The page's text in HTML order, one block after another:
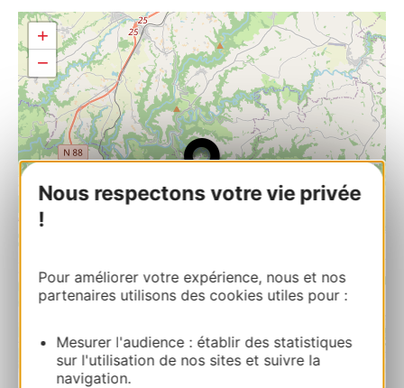
Nous respectons votre vie privée
!
Pour améliorer votre expérience, nous et nos
partenaires utilisons des cookies utiles pour :
Mesurer l'audience : établir des statistiques
sur l'utilisation de nos sites et suivre la
navigation.
+
−
Leaflet| Map data ©OpenStreetMap contributors